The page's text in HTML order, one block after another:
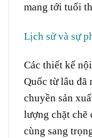
mang tới tuổi
Lịch sử và sự
Các thiết kế
Quốc từ lâu đã
chuyền sản
lượng chặt chẽ
cùng sang